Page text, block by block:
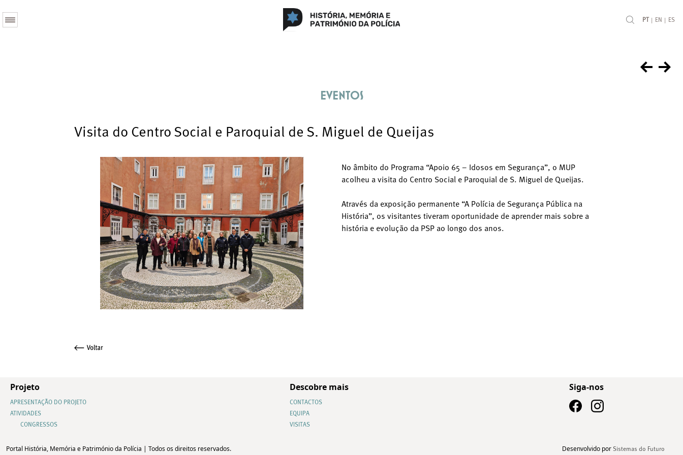
PT | EN | ES
Eventos
Visita do Centro Social e Paroquial de S. Miguel de Queijas
No âmbito do Programa “Apoio 65 – Idosos em Segurança”, o MUP
acolheu a visita do Centro Social e Paroquial de S. Miguel de Queijas.
Através da exposição permanente “A Polícia de Segurança Pública na
História”, os visitantes tiveram oportunidade de aprender mais sobre a
história e evolução da PSP ao longo dos anos.
Projeto
APRESENTAÇÃO DO PROJETO
ATIVIDADES
CONGRESSOS
Descobre mais
CONTACTOS
EQUIPA
VISITAS
Siga-nos
Portal História, Memória e Património da Polícia | Todos os direitos reservados. Desenvolvido por Sistemas do Futuro